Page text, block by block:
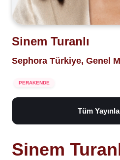
Sinem Turanlı
Sephora Türkiye, Genel
PERAKENDE
Tüm
Sinem